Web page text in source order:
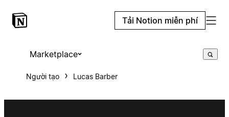
Tải Notion miễn phí
Marketplace
Người tạo Lucas Barber